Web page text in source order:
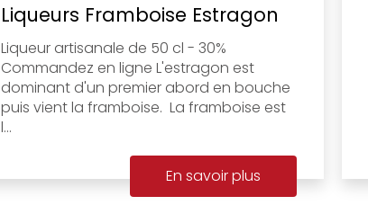
Liqueurs Framboise Estragon
Liqueur artisanale de 50 cl - 30%
Commandez en ligne L'estragon est
dominant d'un premier abord en bouche
puis vient la framboise. La framboise est
l...
En savoir plus